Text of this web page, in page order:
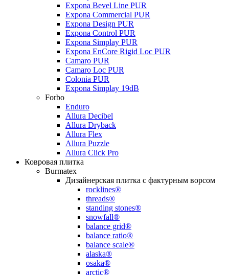
Expona Bevel Line PUR
Expona Commercial PUR
Expona Design PUR
Expona Control PUR
Expona Simplay PUR
Expona EnCore Rigid Loc PUR
Camaro PUR
Camaro Loc PUR
Colonia PUR
Expona Simplay 19dB
Forbo
Enduro
Allura Decibel
Allura Dryback
Allura Flex
Allura Puzzle
Allura Click Pro
Ковровая плитка
Burmatex
Дизайнерская плитка с фактурным ворсом
rocklines®
threads®
standing stones®
snowfall®
balance grid®
balance ratio®
balance scale®
alaska®
osaka®
arctic®